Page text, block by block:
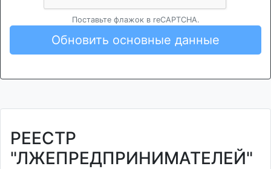
Поставьте флажок в reCAPTCHA.
Обновить основные данные
РЕЕСТР
"ЛЖЕПРЕДПРИНИМАТЕЛЕЙ"